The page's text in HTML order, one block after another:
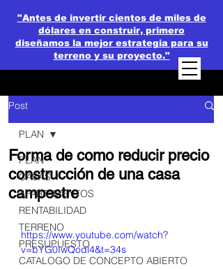
"Antes de invertir cientos de miles de
dólares en construir, primero
diseñamos la mejor estrategia para su
terreno y su proyecto."
Post
PLAN
CASAS
APARTAMENTOS
RENTABILIDAD
TERRENO
PRESUPUESTO
CATALOGO DE CONCEPTO ABIERTO
PLAN
Forma de como reducir precio
construcción de una casa
campestre
https://www.youtube.com/watch?
v=bYG0IwQodl4&t=34s